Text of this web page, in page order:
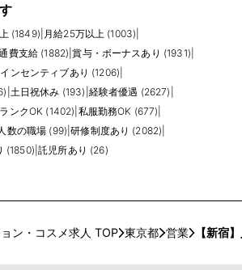
(1849) 月給25万以上 (1003)
費支給 (1882) |賞与・ボーナスあり (1931)
インセンティブあり (1206)
土日祝休み (193) 経験者優遇 (2627)
ンクOK (1402) 私服勤務OK (677)
数の職場 (99) |研修制度あり (2082)
(1850) |託児所あり (26)
ン・コスメ求人 TOP 東京都 営業 【新宿